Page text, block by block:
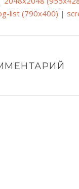
list (790x400) |